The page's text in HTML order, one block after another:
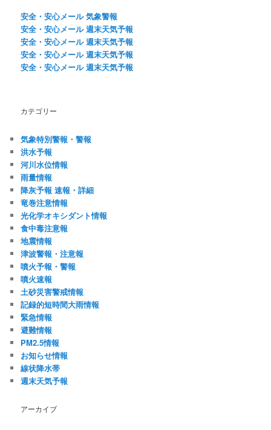
安全・安心メール 気象警報
安全・安心メール 週末天気予報
安全・安心メール 週末天気予報
安全・安心メール 週末天気予報
安全・安心メール 週末天気予報
カテゴリー
気象特別警報・警報
洪水予報
河川水位情報
雨量情報
降灰予報 速報・詳細
竜巻注意情報
光化学オキシダント情報
食中毒注意報
地震情報
津波警報・注意報
噴火予報・警報
噴火速報
土砂災害警戒情報
記録的短時間大雨情報
緊急情報
避難情報
PM2.5情報
お知らせ情報
線状降水帯
週末天気予報
アーカイブ